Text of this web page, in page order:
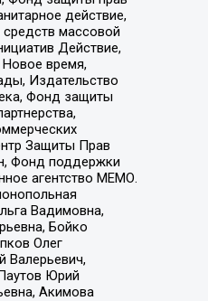
действие,
массовой
Действие,
время,
Издательство
Фонд защиты
Защиты Прав
Фонд поддержки
агентство МЕМО.
Вадимовна,
Бойко
Олег
Валерьевич,
Юрий
Акимова